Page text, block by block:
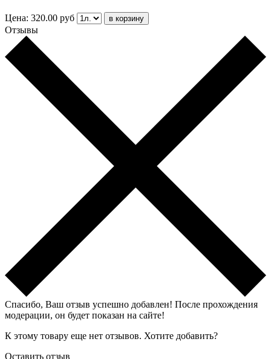
Цена: 320.00 руб
Отзывы
Спасибо, Ваш отзыв успешно добавлен! После прохождения
модерации, он будет показан на сайте!
К этому товару еще нет отзывов. Хотите добавить?
Оставить отзыв